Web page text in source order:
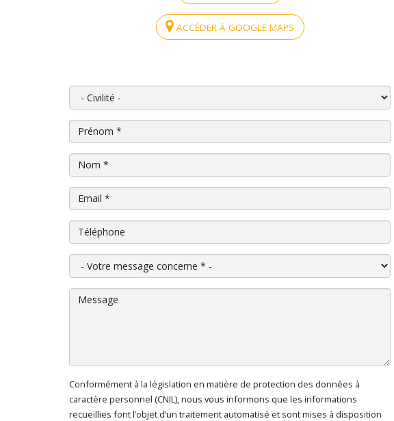
ACCÉDER À GOOGLE MAPS
Civilité
Prénom*
Nom*
Email*
Téléphone
Votre message concerne*
Message
En cliquant sur "Envoyer", je consens au traitement de mes données à
caractère personnel*
Conformément à la législation en matière de protection des données à
caractère personnel (CNIL), nous vous informons que les informations
recueillies font l’objet d’un traitement automatisé et sont mises à disposition